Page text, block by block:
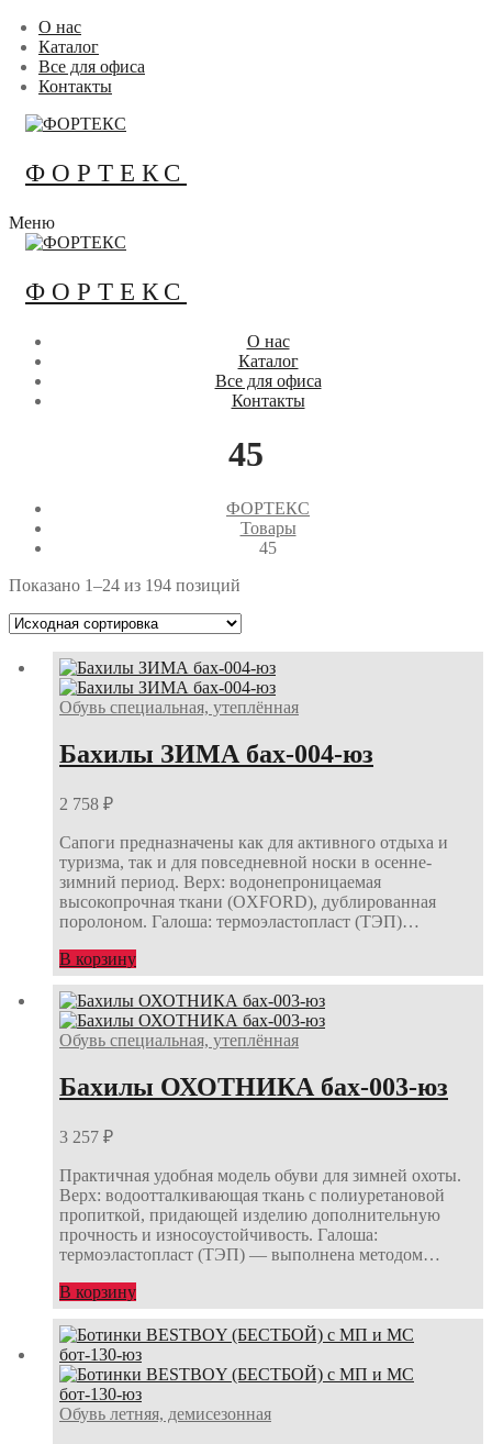
Перейти
содержимому
Меню
Закрыть
О нас
Каталог
Все для офиса
Контакты
ФОРТЕКС
Меню
ФОРТЕКС
О нас
Каталог
Все для офиса
Контакты
45
ФОРТЕКС
Товары
45
Показано 1–24 из 194 позиций
Обувь специальная, утеплённая
Бахилы ЗИМА бах-004-юз
2 758 ₽
Сапоги предназначены как для активного отдыха и
туризма, так и для повседневной носки в осенне-
зимний период. Верх: водонепроницаемая
высокопрочная ткани (OXFORD), дублированная
поролоном. Галоша: термоэластопласт (ТЭП)…
В корзину
Обувь специальная, утеплённая
Бахилы ОХОТНИКА бах-003-юз
3 257 ₽
Практичная удобная модель обуви для зимней охоты.
Верх: водоотталкивающая ткань с полиуретановой
пропиткой, придающей изделию дополнительную
прочность и износоустойчивость. Галоша:
термоэластопласт (ТЭП) — выполнена методом…
В корзину
Обувь летняя, демисезонная